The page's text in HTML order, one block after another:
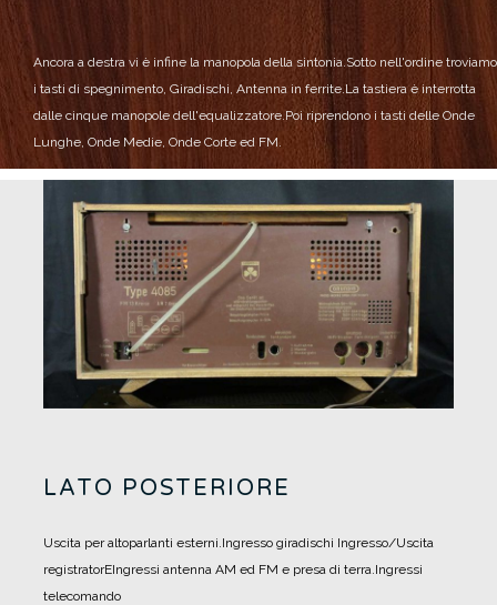
Ancora a destra vi è infine la manopola della sintonia. Sotto nell'ordine troviamo
i tasti di spegnimento, Giradischi, Antenna in ferrite. La tastiera è interrotta
dalle cinque manopole dell'equalizzatore. Poi riprendono i tasti delle Onde
Lunghe, Onde Medie, Onde Corte ed FM.
LATO POSTERIORE
Uscita per altoparlanti esterni. Ingresso giradischi Ingresso/Uscita
registratorEIngressi antenna AM ed FM e presa di terra. Ingressi
telecomando